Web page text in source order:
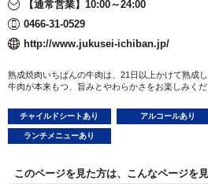
【通常営業】10:00～24:00
0466-31-0529
http://www.jukusei-ichiban.jp/
熟成焼肉いちばんの牛肉は、21日以上かけて熟成し
牛肉が本来もつ、旨みとやわらかさをお楽しみくだ
チャイルドシートあり アルコールあり
ランチメニューあり
このページを見た方は、こんなページを見